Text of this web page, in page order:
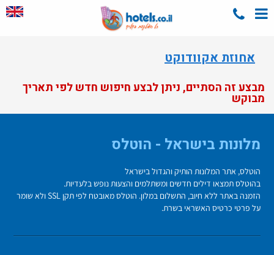
אחוזת אקוודוקט
מבצע זה הסתיים, ניתן לבצע חיפוש חדש לפי תאריך
מבוקש
מלונות בישראל - הוטלס
הוטלס, אתר המלונות הותיק והגדול בישראל
בהוטלס תמצאו דילים חדשים ומשתלמים והצעות נופש בלעדיות.
הזמנה באתר ללא חיוב, התשלום במלון. הוטלס מאובטח לפי תקן SSL ולא שומר
על פרטי כרטיס האשראי בשרת.